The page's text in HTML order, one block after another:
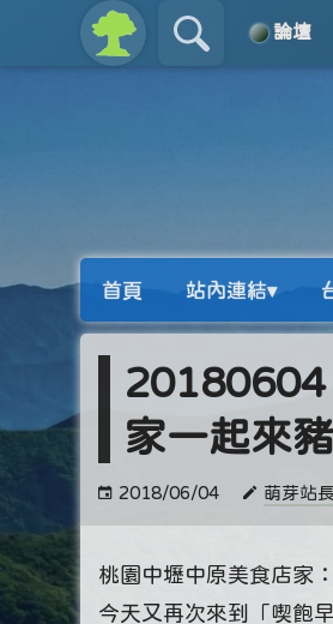
論壇
首頁 站內連結▾
20180604
家一起來
2018/06/04 萌芽站長
桃園中壢中原美食店家：
今天又再次來到「喫飽